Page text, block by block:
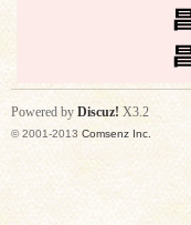
Powered by Discuz! X3.2
© 2001-2013 Comsenz Inc.